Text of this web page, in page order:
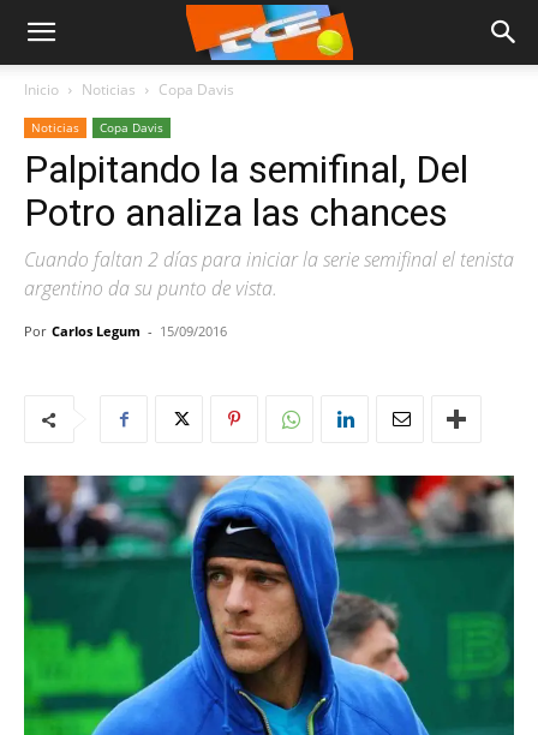
Inicio Noticias Copa Davis
Noticias Copa Davis
Palpitando la semifinal, Del
Potro analiza las chances
Cuando faltan 2 días para iniciar la serie semifinal el tenista
argentino da su punto de vista.
Por Carlos Legum - 15/09/2016